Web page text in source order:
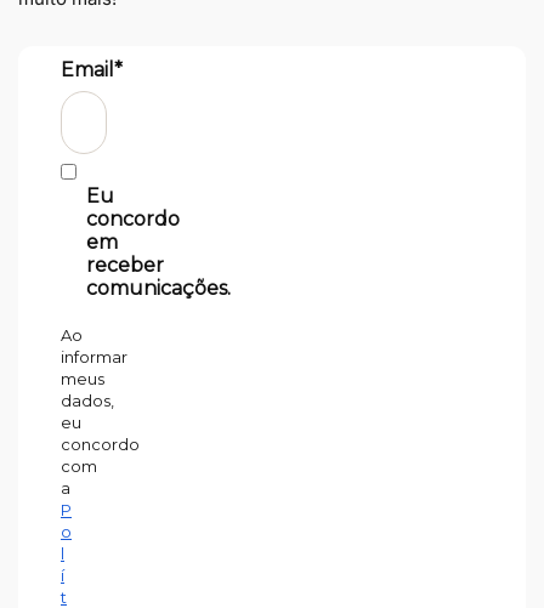
Email*
Eu
concordo
em
receber
comunicações.
Ao
informar
meus
dados,
eu
concordo
com
a
P
o
l
í
t